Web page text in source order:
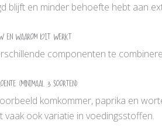
blijft en minder behoefte hebt aan
en waarom dit werkt
componenten te
(minimaal 3 soorten)
komkommer, paprika en
vaak ook variatie in voedingsstoffen.